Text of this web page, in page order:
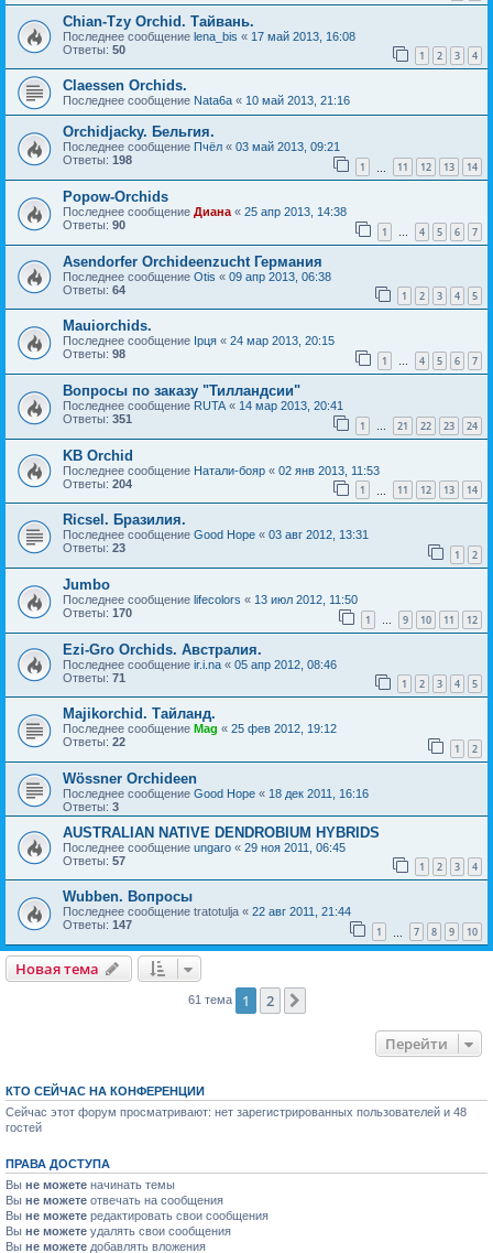
Chian-Tzy Orchid. Тайвань.
Последнее сообщение lena_bis « 17 май 2013, 16:08
Ответы: 50 1 2 3 4
Claessen Orchids.
Последнее сообщение Nata6a « 10 май 2013, 21:16
Orchidjacky. Бельгия.
Последнее сообщение Пчёл « 03 май 2013, 09:21
Ответы: 198 1 11 12 13 14
Popow-Orchids
Последнее сообщение Диана « 25 апр 2013, 14:38
Ответы: 90 1 … 4 5 6 7
Asendorfer Orchideenzucht Германия
Последнее сообщение Otis « 09 апр 2013, 06:38
Ответы: 64 1 2 3 4 5
Mauiorchids.
Последнее сообщение Ірця « 24 мар 2013, 20:15
Ответы: 98 1 … 4 5 6 7
Вопросы по заказу "Тилландсии"
Последнее сообщение RUTA « 14 мар 2013, 20:41
Ответы: 351 1 … 21 22 23 24
KB Orchid
Последнее сообщение Натали-бояр « 02 янв 2013, 11:53
Ответы: 204 1 11 12 13 14
Ricsel. Бразилия.
Последнее сообщение Good Hope « 03 авг 2012, 13:31
Ответы: 23 1 2
Jumbo
Последнее сообщение lifecolors « 13 июл 2012, 11:50
Ответы: 170 1 … 9 10 11 12
Ezi-Gro Orchids. Австралия.
Последнее сообщение ir.i.na « 05 апр 2012, 08:46
Ответы: 71 1 2 3 4 5
Majikorchid. Тайланд.
Последнее сообщение Mag « 25 фев 2012, 19:12
Ответы: 22 1 2
Wössner Orchideen
Последнее сообщение Good Hope « 18 дек 2011, 16:16
Ответы: 3
AUSTRALIAN NATIVE DENDROBIUM HYBRIDS
Последнее сообщение ungaro « 29 ноя 2011, 06:45
Ответы: 57 1 2 3 4
Wubben. Вопросы
Последнее сообщение tratotulja « 22 авг 2011, 21:44
Ответы: 147 1 7 8 9 10
Новая тема
61 тема 1 2
Перейти
КТО СЕЙЧАС НА КОНФЕРЕНЦИИ
Сейчас этот форум просматривают: нет зарегистрированных пользователей и 48
гостей
ПРАВА ДОСТУПА
Вы не можете начинать темы
Вы не можете отвечать на сообщения
Вы не можете редактировать свои сообщения
Вы не можете удалять свои сообщения
Вы не можете добавлять вложения